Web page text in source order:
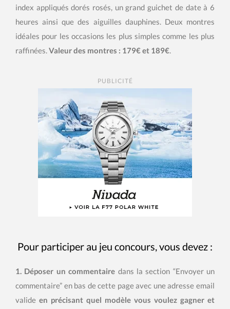
index appliqués dorés rosés, un grand guichet de date à 6
heures ainsi que des aiguilles dauphines. Deux montres
idéales pour les occasions les plus simples comme les plus
raffinées.Valeur des montres : 179€ et 189€.
PUBLICITÉ
Pour participer au jeu concours, vous devez :
1. Déposer un commentaire dans la section “Envoyer un
commentaire” en bas de cette page avec une adresse email
valide en précisant quel modèle vous voulez gagner et